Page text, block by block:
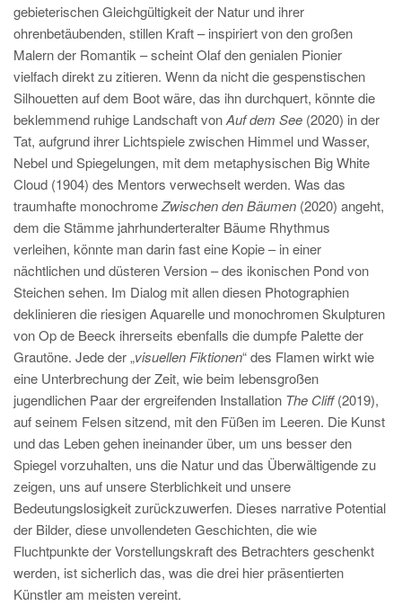
gebieterischen Gleichgültigkeit der Natur und ihrer
ohrenbetäubenden, stillen Kraft – inspiriert von den großen
Malern der Romantik – scheint Olaf den genialen Pionier
vielfach direkt zu zitieren. Wenn da nicht die gespenstischen
Silhouetten auf dem Boot wäre, das ihn durchquert, könnte die
beklemmend ruhige Landschaft vonAuf dem See (2020) in der
Tat, aufgrund ihrer Lichtspiele zwischen Himmel und Wasser,
Nebel und Spiegelungen, mit dem metaphysischen Big White
Cloud (1904) des Mentors verwechselt werden. Was das
traumhafte monochromeZwischen den Bäumen (2020) angeht,
dem die Stämme jahrhunderteralter Bäume Rhythmus
verleihen, könnte man darin fast eine Kopie – in einer
nächtlichen und düsteren Version – des ikonischen Pond von
Steichen sehen. Im Dialog mit allen diesen Photographien
deklinieren die riesigen Aquarelle und monochromen Skulpturen
von Op de Beeck ihrerseits ebenfalls die dumpfe Palette der
Grautöne. Jede der „visuellen Fiktionen“ des Flamen wirkt wie
eine Unterbrechung der Zeit, wie beim lebensgroßen
jugendlichen Paar der ergreifenden Installation The Cliff(2019),
auf seinem Felsen sitzend, mit den Füßen im Leeren. Die Kunst
und das Leben gehen ineinander über, um uns besser den
Spiegel vorzuhalten, uns die Natur und das Überwältigende zu
zeigen, uns auf unsere Sterblichkeit und unsere
Bedeutungslosigkeit zurückzuwerfen. Dieses narrative Potential
der Bilder, diese unvollendeten Geschichten, die wie
Fluchtpunkte der Vorstellungskraft des Betrachters geschenkt
werden, ist sicherlich das, was die drei hier präsentierten
Künstler am meisten vereint.